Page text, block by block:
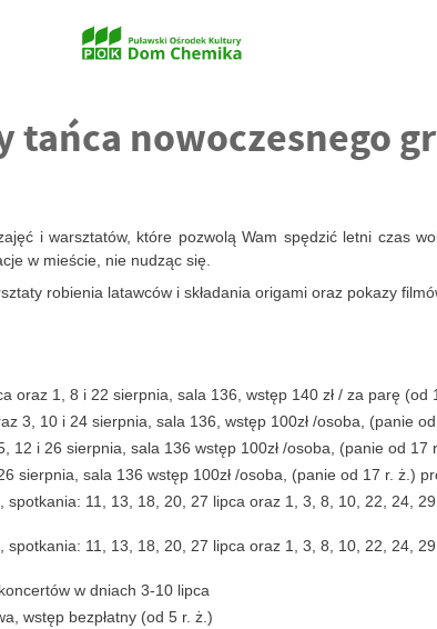
nowoczesnego
i warsztatów, które pozwolą Wam spędzić letni czas
w mieście, nie nudząc się.
robienia latawców i składania origami oraz pokazy
oraz 1, 8 i 22 sierpnia, sala 136, wstęp 140 zł / za parę (od
3, 10 i 24 sierpnia, sala 136, wstęp 100zł /osoba, (panie
i 26 sierpnia, sala 136 wstęp 100zł /osoba, (panie od 17
sala 136 wstęp 100zł /osoba, (panie od 17 r. ż.)
11, 13, 18, 20, 27 lipca oraz 1, 3, 8, 10, 22, 24,
11, 13, 18, 20, 27 lipca oraz 1, 3, 8, 10, 22, 24,
w dniach 3-10 lipca
wstęp bezpłatny (od 5 r. ż.)